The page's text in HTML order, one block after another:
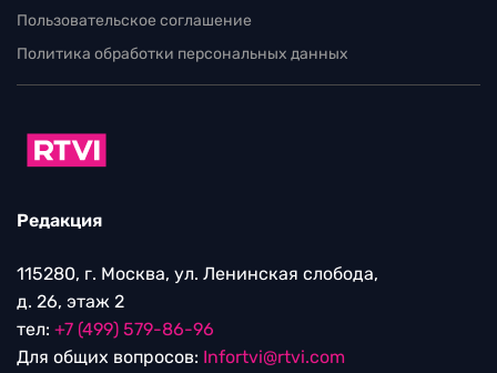
Пользовательское соглашение
Политика обработки персональных данных
Редакция
115280, г. Москва, ул. Ленинская слобода,
д. 26, этаж 2
тел: +7 (499) 579-86-96
Для общих вопросов: Infortvi@rtvi.com